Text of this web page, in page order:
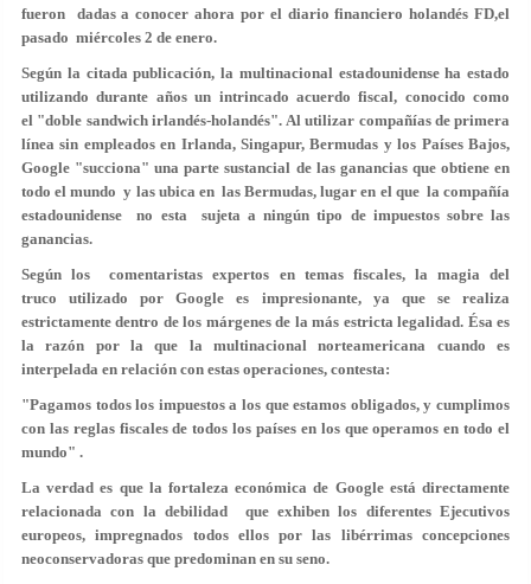
fueron dadas a conocer ahora por el diario financiero holandés FD,el
pasado miércoles 2 de enero.
Según la citada publicación, la multinacional estadounidense ha estado
utilizando durante años un intrincado acuerdo fiscal, conocido como
el "doble sandwich irlandés-holandés". Al utilizar compañías de primera
línea sin empleados en Irlanda, Singapur, Bermudas y los Países Bajos,
Google "succiona" una parte sustancial de las ganancias que obtiene en
todo el mundo y las ubica en las Bermudas, lugar en el que la compañía
estadounidense no esta sujeta a ningún tipo de impuestos sobre las
ganancias.
Según los comentaristas expertos en temas fiscales, la magia del
truco utilizado por Google es impresionante, ya que se realiza
estrictamente dentro de los márgenes de la más estricta legalidad. Ésa es
la razón por la que la multinacional norteamericana cuando es
interpelada en relación con estas operaciones, contesta:
"Pagamos todos los impuestos a los que estamos obligados, y cumplimos
con las reglas fiscales de todos los países en los que operamos en todo el
mundo" .
La verdad es que la fortaleza económica de Google está directamente
relacionada con la debilidad que exhiben los diferentes Ejecutivos
europeos, impregnados todos ellos por las libérrimas concepciones
neoconservadoras que predominan en su seno.